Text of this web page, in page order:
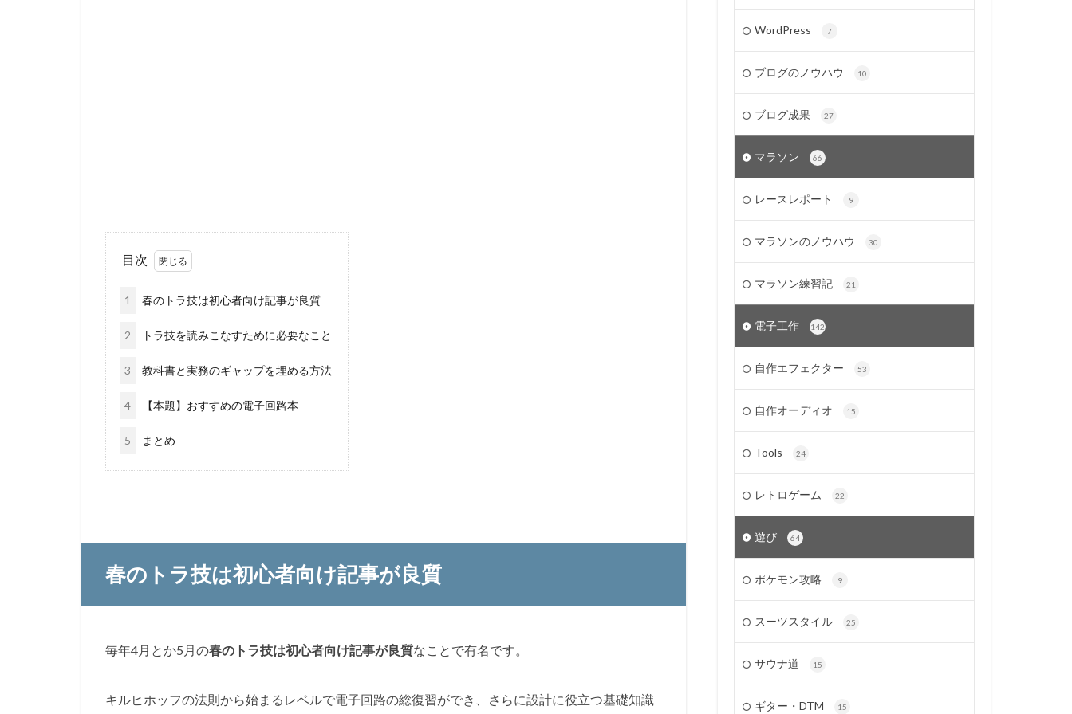
目次
1 春のトラ技は初心者向け記事が良質
2 トラ技を読みこなすために必要なこと
3 教科書と実務のギャップを埋める方法
4 【本題】おすすめの電子回路本
5 まとめ
春のトラ技は初心者向け記事が良質
毎年4月とか5月の春のトラ技は初心者向け記事が良質なことで有名です。
キルヒホッフの法則から始まるレベルで電子回路の総復習ができ、さらに設計に役立つ基礎知識
WordPress 7
ブログのノウハウ 10
ブログ成果 27
マラソン 66
レースレポート 9
マラソンのノウハウ 30
マラソン練習記 21
電子工作 142
自作エフェクター 53
自作オーディオ 15
Tools 24
レトロゲーム 22
遊び 64
ポケモン攻略 9
スーツスタイル 25
サウナ道 15
ギター・DTM 15